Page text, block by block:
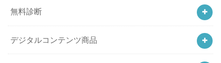
無料診断
デジタルコンテンツ商品